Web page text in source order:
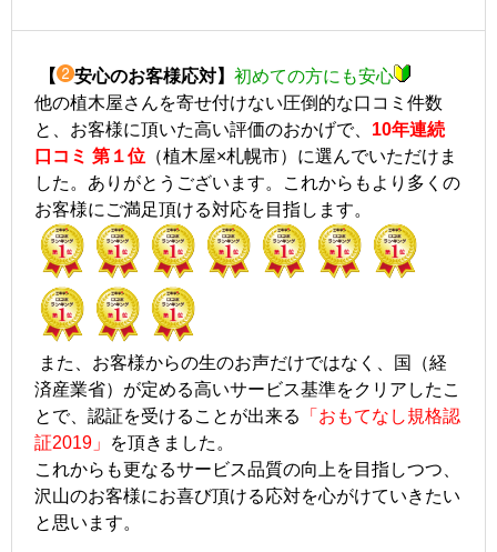
【 安心のお客様応対】 初めての方にも安心
他の植木屋さんを寄せ付けない圧倒的な口コミ件数
と、お客様に頂いた高い評価のおかげで、 10年連続
口コミ 第１位 （植木屋×札幌市）に選んでいただけま
した。ありがとうございます。これからもより多くの
お客様にご満足頂ける対応を目指します。
また、お客様からの生のお声だけではなく、国（経
済産業省）が定める高いサービス基準をクリアしたこ
とで、認証を受けることが出来る
「おもてなし規格認
証2019」
を頂きました。
これからも更なるサービス品質の向上を目指しつつ、
沢山のお客様にお喜び頂ける応対を心がけていきたい
と思います。